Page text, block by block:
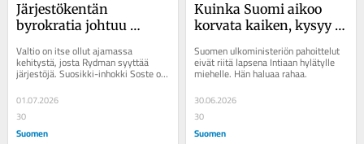
Järjestökentän
byrokratia johtuu
Rydmanin inhokki on
tehokkuusvaatimusten
Valtio on itse ollut ajamassa
kehitystä, josta Rydman syyttää
järjestöjä. Suosikki-inhokki Soste on
valtion tehokkuusvaatimusten tulos.
01.07.2026
30
Suomen
Kuinka Suomi aikoo
korvata kaiken, kysyy
Lasse Lund
Suomen ulkoministeriön pahoittelut
eivät riitä lapsena Intiaan hylätylle
miehelle. Hän haluaa rahaa.
30.06.2026
30
Suomen